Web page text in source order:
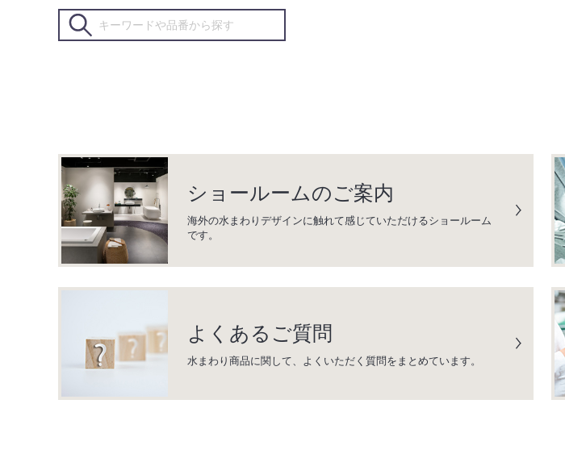
ショールームのご案内
海外の水まわりデザインに触れて感じていただけるショールーム
です。
よくあるご質問
水まわり商品に関して、よくいただく質問をまとめています。